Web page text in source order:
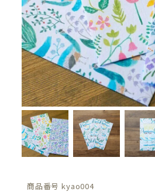
商品番号 kyao004